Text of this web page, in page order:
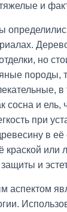
и
но
породы,
сосна и
при
в
краской или
и
аспектом